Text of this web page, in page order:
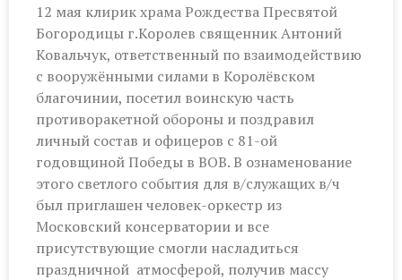
12 мая клирик храма Рождества Пресвятой
Богородицы г.Королев священник Антоний
Ковальчук, ответственный по взаимодействию
с вооружёнными силами в Королёвском
благочинии, посетил воинскую часть
противоракетной обороны и поздравил
личный состав и офицеров с 81-ой
годовщиной Победы в ВОВ. В ознаменование
этого светлого события для в/служащих в/ч
был приглашен человек-оркестр из
Московский консерватории и все
присутствующие смогли насладиться
праздничной атмосферой, получив массу